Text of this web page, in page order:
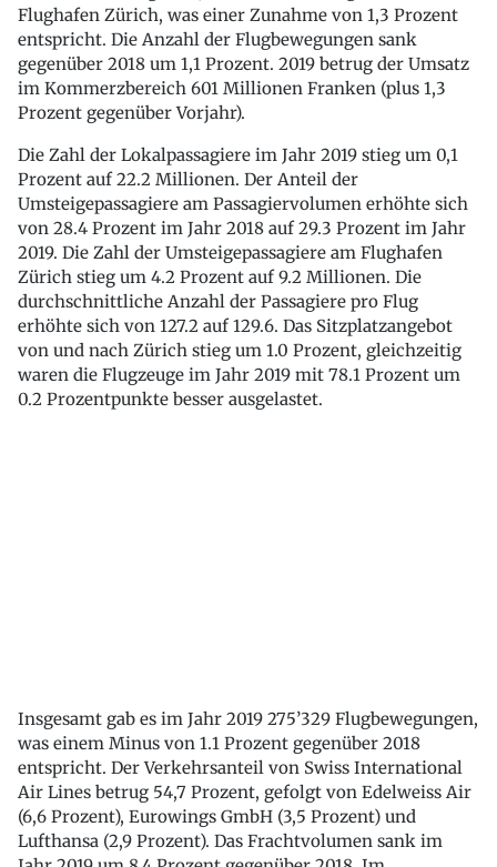
Flughafen Zürich, was einer Zunahme von 1,3 Prozent
entspricht. Die Anzahl der Flugbewegungen sank
gegenüber 2018 um 1,1 Prozent. 2019 betrug der Umsatz
im Kommerzbereich 601 Millionen Franken (plus 1,3
Prozent gegenüber Vorjahr).
Die Zahl der Lokalpassagiere im Jahr 2019 stieg um 0,1
Prozent auf 22.2 Millionen. Der Anteil der
Umsteigepassagiere am Passagiervolumen erhöhte sich
von 28.4 Prozent im Jahr 2018 auf 29.3 Prozent im Jahr
2019. Die Zahl der Umsteigepassagiere am Flughafen
Zürich stieg um 4.2 Prozent auf 9.2 Millionen. Die
durchschnittliche Anzahl der Passagiere pro Flug
erhöhte sich von 127.2 auf 129.6. Das Sitzplatzangebot
von und nach Zürich stieg um 1.0 Prozent, gleichzeitig
waren die Flugzeuge im Jahr 2019 mit 78.1 Prozent um
0.2 Prozentpunkte besser ausgelastet.
Insgesamt gab es im Jahr 2019 275’329 Flugbewegungen,
was einem Minus von 1.1 Prozent gegenüber 2018
entspricht. Der Verkehrsanteil von Swiss International
Air Lines betrug 54,7 Prozent, gefolgt von Edelweiss Air
(6,6 Prozent), Eurowings GmbH (3,5 Prozent) und
Lufthansa (2,9 Prozent). Das Frachtvolumen sank im